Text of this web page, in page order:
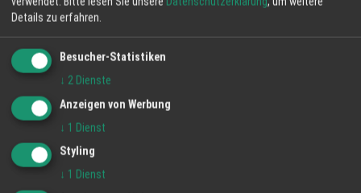
Lieferservice & Abholservice - in der Regio
Details zu erfahren.
Besucher-Statistiken
↓ 2 Dienste
Anzeigen von Werbung
↓ 1 Dienst
Styling
↓ 1 Dienst